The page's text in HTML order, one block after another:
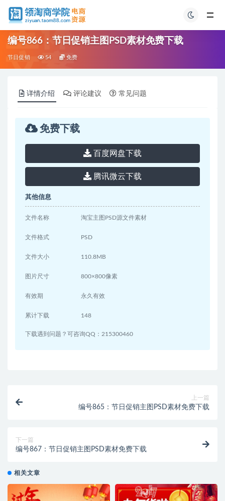
编号866：节日促销主图PSD素材免费下载
节日促销 54 免费
详情介绍 评论建议 常见问题
免费下载
百度网盘下载
腾讯微云下载
其他信息
文件名称 淘宝主图PSD源文件素材
文件格式 PSD
文件大小 110.8MB
图片尺寸 800×800像素
有效期 永久有效
累计下载 148
下载遇到问题？可咨询QQ：215300460
上一篇
编号865：节日促销主图PSD素材免费下载
下一篇
编号867：节日促销主图PSD素材免费下载
相关文章